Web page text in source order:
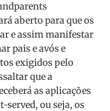
aberto para que os
e assim manifestar
pais e avós e
exigidos pelo
que a
as aplicações
ou seja, os